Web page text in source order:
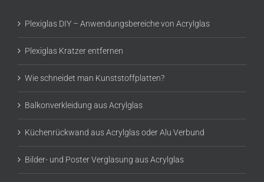
Plexiglas DIY – Anwendungsbereiche von Acrylglas
Plexiglas Kratzer entfernen
Wie schneidet man Kunststoffplatten?
Balkonverkleidung aus Acrylglas
Küchenrückwand aus Acrylglas oder Alu Verbund
Bilder- und Poster Verglasung aus Acrylglas